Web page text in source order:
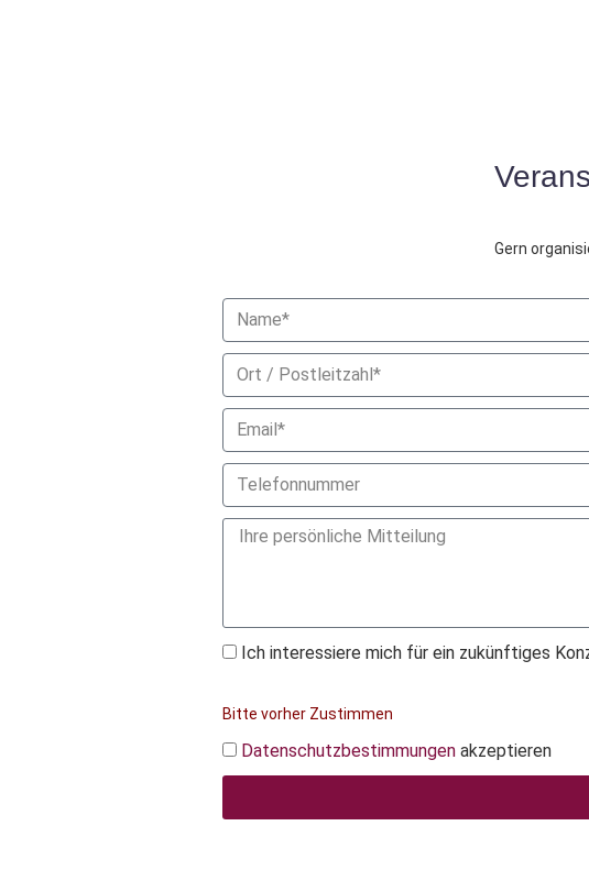
Gern
Ich interessiere mich für ein zukünftiges
Bitte vorher Zustimmen
Datenschutzbestimmungen akzeptieren